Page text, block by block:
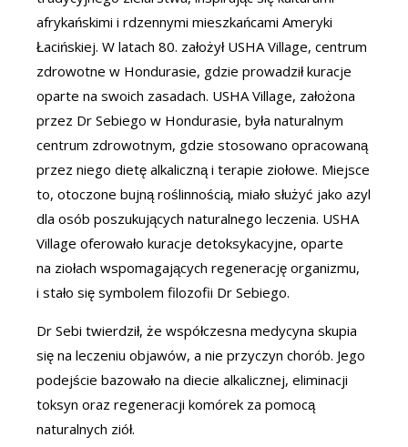
afrykańskimi i rdzennymi mieszkańcami Ameryki
Łacińskiej. W latach 80. założył USHA Village, centrum
zdrowotne w Hondurasie, gdzie prowadził kuracje
oparte na swoich zasadach. USHA Village, założona
przez Dr Sebiego w Hondurasie, była naturalnym
centrum zdrowotnym, gdzie stosowano opracowaną
przez niego dietę alkaliczną i terapie ziołowe. Miejsce
to, otoczone bujną roślinnością, miało służyć jako azyl
dla osób poszukujących naturalnego leczenia. USHA
Village oferowało kuracje detoksykacyjne, oparte
na ziołach wspomagających regenerację organizmu,
i stało się symbolem filozofii Dr Sebiego.
Dr Sebi twierdził, że współczesna medycyna skupia
się na leczeniu objawów, a nie przyczyn chorób. Jego
podejście bazowało na diecie alkalicznej, eliminacji
toksyn oraz regeneracji komórek za pomocą
naturalnych ziół.